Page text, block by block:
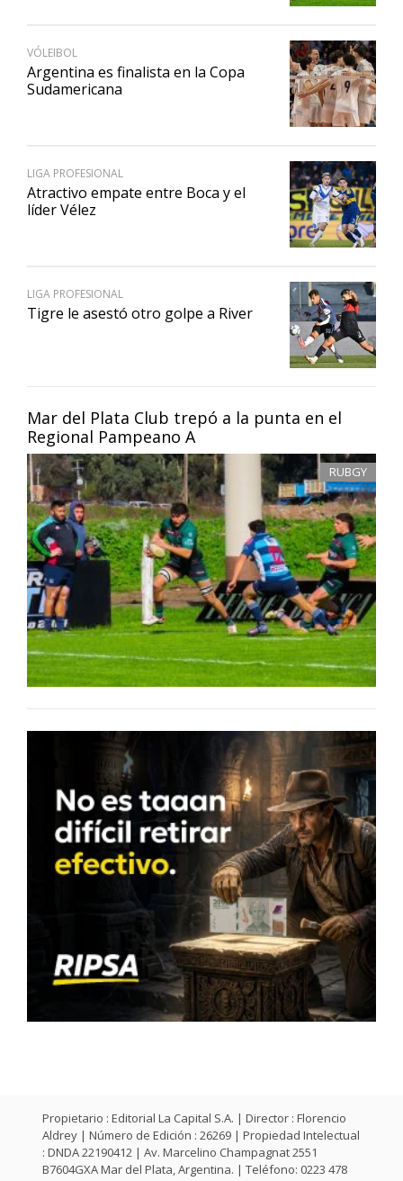
Mar del Plata Club trepó a la punta en el
Regional Pampeano A
RUBGY
VÓLEIBOL
Argentina es finalista en la Copa
Sudamericana
LIGA PROFESIONAL
Atractivo empate entre Boca y el
líder Vélez
LIGA PROFESIONAL
Tigre le asestó otro golpe a River
Propietario : Editorial La Capital S.A. | Director : Florencio
Aldrey | Número de Edición : 26269 | Propiedad Intelectual
: DNDA 22190412 | Av. Marcelino Champagnat 2551
B7604GXA Mar del Plata, Argentina. | Teléfono: 0223 478